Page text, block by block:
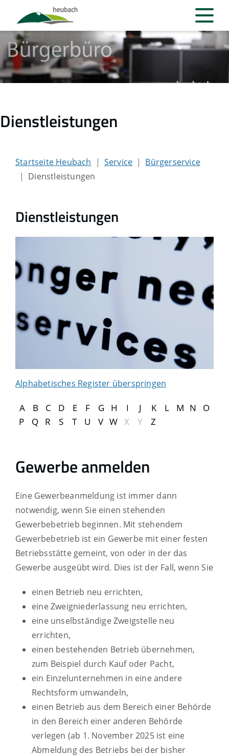
Dienstleistungen
Startseite Heubach Service
Bürgerservice
Dienstleistungen
Dienstleistungen
Alphabetisches Register überspringen
A B C D E F G H I J K L M N
O
P
Q R S T U V W X Y Z
Gewerbe anmelden
Eine Gewerbeanmeldung ist immer dann
notwendig, wenn Sie einen stehenden
Gewerbebetrieb beginnen. Mit stehendem
Gewerbebetrieb ist ein Gewerbe mit einer festen
Betriebsstätte gemeint, von oder in der das
Gewerbe ausgeübt wird. Dies ist der Fall, wenn Sie
einen Betrieb neu errichten,
eine Zweigniederlassung neu errichten,
eine unselbständige Zweigstelle neu
errichten,
einen bestehenden Betrieb übernehmen,
zum Beispiel durch Kauf oder Pacht,
ein Einzelunternehmen in eine andere
Rechtsform umwandeln,
einen Betrieb aus dem Bereich einer Behörde
in den Bereich einer anderen Behörde
verlegen (ab 1. November 2025 ist eine
Abmeldung des Betriebs bei der bisher